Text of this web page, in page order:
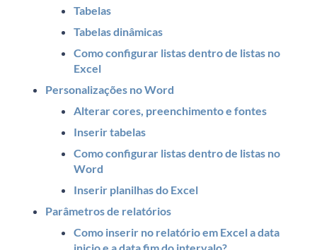
Tabelas
Tabelas dinâmicas
Como configurar listas dentro de listas no
Excel
Personalizações no Word
Alterar cores, preenchimento e fontes
Inserir tabelas
Como configurar listas dentro de listas no
Word
Inserir planilhas do Excel
Parâmetros de relatórios
Como inserir no relatório em Excel a data
inicio e a data fim do intervalo?